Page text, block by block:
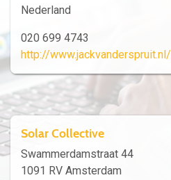
Nederland
020 699 4743
http://www.jackvanderspruit.nl/
Solar Collective
Swammerdamstraat 44
1091 RV Amsterdam